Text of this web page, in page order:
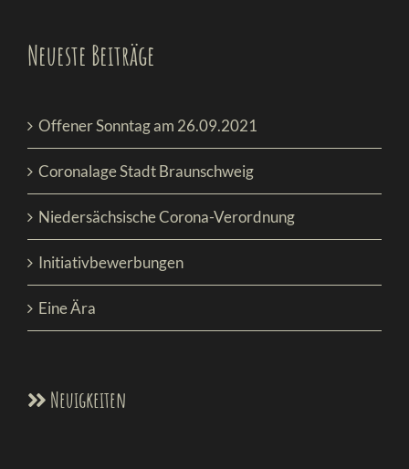
Neueste Beiträge
Offener Sonntag am 26.09.2021
Coronalage Stadt Braunschweig
Niedersächsische Corona-Verordnung
Initiativbewerbungen
Eine Ära
Neuigkeiten